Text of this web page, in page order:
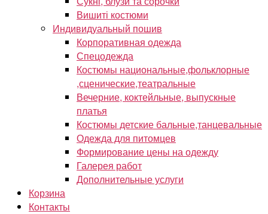
Вишиті костюми
Индивидуальный пошив
Корпоративная одежда
Спецодежда
Костюмы национальные,фольклорные
,сценические,театральные
Вечерние, коктейльные, выпускные
платья
Костюмы детские бальные,танцевальные
Одежда для питомцев
Формирование цены на одежду
Галерея работ
Дополнительные услуги
Корзина
Контакты